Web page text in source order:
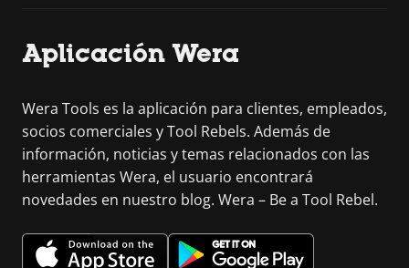
Aplicación Wera
Wera Tools es la aplicación para clientes, empleados,
socios comerciales y Tool Rebels. Además de
información, noticias y temas relacionados con las
herramientas Wera, el usuario encontrará
novedades en nuestro blog. Wera – Be a Tool Rebel.